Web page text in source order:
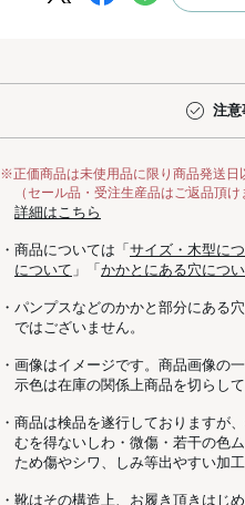
注意
※正価商品は未使用品に限り商品発送日
（セール品・受注生産品はご返品頂け
詳細はこちら
・商品については「 サイズ・木型に
について 」「 かかとにある穴につ
・パンプスなどのかかと部分にある
ではございません。
・画像はイメージです。商品画像の
示色は在庫の関係上商品を切らし
・商品は検品を遂行しております
むを得ないしわ・微傷・若干の色
ため傷やシワ、しみ等出やすい加
・靴はその構造上、お履き頂きはじ